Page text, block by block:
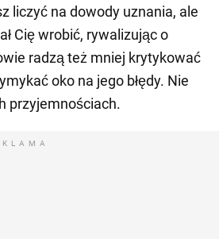
liczyć na dowody uznania, ale
Cię wrobić, rywalizując o
radzą też mniej krytykować
oko na jego błędy. Nie
przyjemnościach.